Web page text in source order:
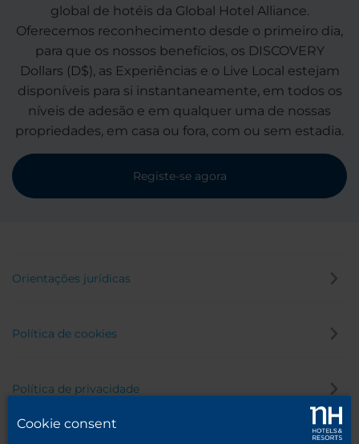
global de hotéis da Global Hotel Alliance.
Oferecemos reconhecimento desde o primeiro dia,
para que os nossos benefícios, os DISCOVERY
Dollars (D$), as Experiências e o Live Local estejam
disponíveis para si instantaneamente, em todos os
níveis de adesão e em qualquer uma de nossas
propriedades, em casa ou fora, com ou sem estadia.
Registe-se agora
Orientações jurídicas
Política de cookies
Política de privacidade
Cookie consent